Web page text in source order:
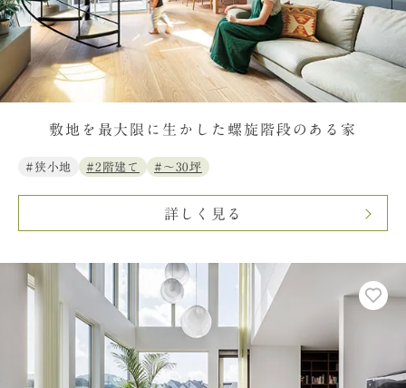
敷地を最大限に生かした螺旋階段のある家
#狭小地 #2階建て #〜30坪
詳しく見る